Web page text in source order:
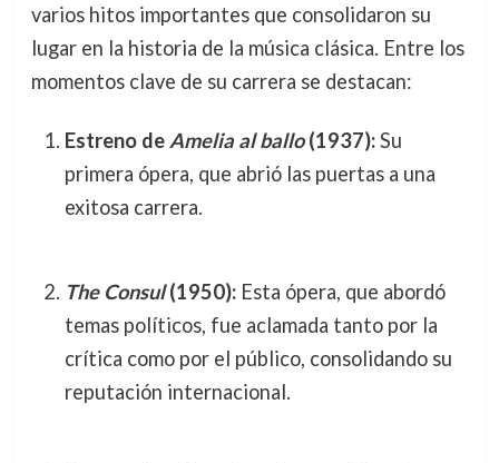
varios hitos importantes que consolidaron su
lugar en la historia de la música clásica. Entre los
momentos clave de su carrera se destacan:
Estreno de Amelia al ballo(1937):Su
primera ópera, que abrió las puertas a una
exitosa carrera.
The Consul(1950):Esta ópera, que abordó
temas políticos, fue aclamada tanto por la
crítica como por el público, consolidando su
reputación internacional.